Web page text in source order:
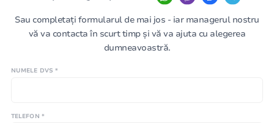
Sau completați formularul de mai jos - iar managerul nostru
vă va contacta în scurt timp și vă va ajuta cu alegerea
dumneavoastră.
NUMELE DVS *
TELEFON *